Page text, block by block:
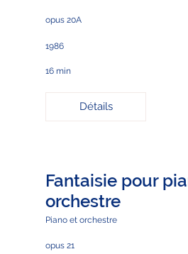
opus 20A
1986
16 min
Détails
Fantaisie pour
orchestre
Piano et orchestre
opus 21